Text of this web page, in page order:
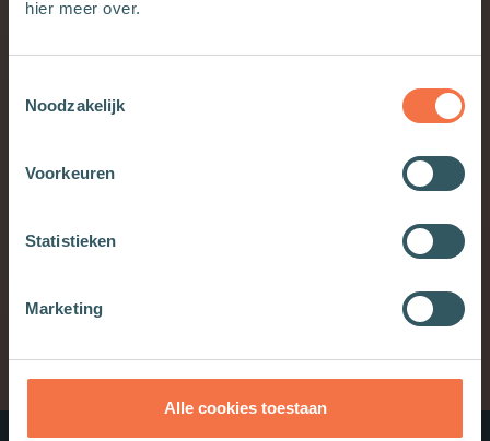
hier meer over.
Noodzakelijk
Voorkeuren
Statistieken
Marketing
Alle cookies toestaan